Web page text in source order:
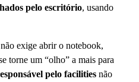
pelo escritório, usando
exige abrir o notebook,
torne um “olho” a mais para
pelo facilities não